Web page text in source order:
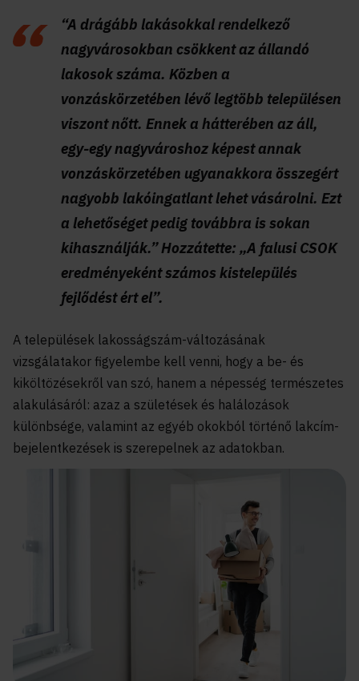
“A drágább lakásokkal rendelkező
nagyvárosokban csökkent az állandó
lakosok száma. Közben a
vonzáskörzetében lévő legtöbb településen
viszont nőtt. Ennek a hátterében az áll,
egy-egy nagyvároshoz képest annak
vonzáskörzetében ugyanakkora összegért
nagyobb lakóingatlant lehet vásárolni. Ezt
a lehetőséget pedig továbbra is sokan
kihasználják.” Hozzátette: „A falusi CSOK
eredményeként számos kistelepülés
fejlődést ért el”.
A települések lakosságszám-változásának
vizsgálatakor figyelembe kell venni, hogy a be- és
kiköltözésekről van szó, hanem a népesség természetes
alakulásáról: azaz a születések és halálozások
különbsége, valamint az egyéb okokból történő lakcím-
bejelentkezések is szerepelnek az adatokban.